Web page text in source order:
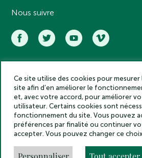
Nous suivre
Académie des inscriptions et belles
2025
Politique de
Mentions
Crédits
Gestion des
Made by
Ce site utilise des cookies pour
site afin d’en améliorer le
et, avec votre accord, pour améliorer
utilisateur. Certains cookies sont
fonctionnement du site. Vous pouvez
préférences par finalité ou continuer
accepter. Vous pouvez changer ce